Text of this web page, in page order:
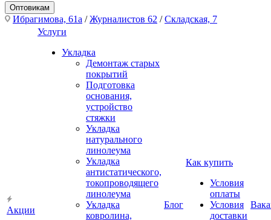
Оптовикам
Ибрагимова, 61а /Журналистов 62 /Складская, 7
Акции
Услуги
Укладка
Демонтаж старых
покрытий
Подготовка
основания,
устройство
стяжки
Укладка
натурального
линолеума
Укладка
антистатического,
токопроводящего
линолеума
Укладка
ковролина,
Блог
Как купить
Условия
оплаты
Условия
доставки